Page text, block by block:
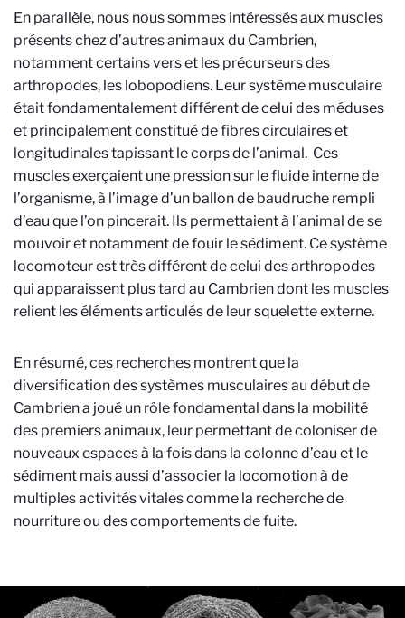
En parallèle, nous nous sommes intéressés aux muscles
présents chez d’autres animaux du Cambrien,
notamment certains vers et les précurseurs des
arthropodes, les lobopodiens. Leur système musculaire
était fondamentalement différent de celui des méduses
et principalement constitué de fibres circulaires et
longitudinales tapissant le corps de l’animal. Ces
muscles exerçaient une pression sur le fluide interne de
l’organisme, à l’image d’un ballon de baudruche rempli
d’eau que l’on pincerait. Ils permettaient à l’animal de se
mouvoir et notamment de fouir le sédiment. Ce système
locomoteur est très différent de celui des arthropodes
qui apparaissent plus tard au Cambrien dont les muscles
relient les éléments articulés de leur squelette externe.
En résumé, ces recherches montrent que la
diversification des systèmes musculaires au début de
Cambrien a joué un rôle fondamental dans la mobilité
des premiers animaux, leur permettant de coloniser de
nouveaux espaces à la fois dans la colonne d’eau et le
sédiment mais aussi d’associer la locomotion à de
multiples activités vitales comme la recherche de
nourriture ou des comportements de fuite.